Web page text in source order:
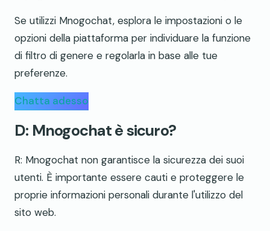
Se utilizzi Mnogochat, esplora le impostazioni o le
opzioni della piattaforma per individuare la funzione
di filtro di genere e regolarla in base alle tue
preferenze.
Chatta adesso
D: Mnogochat è sicuro?
R: Mnogochat non garantisce la sicurezza dei suoi
utenti. È importante essere cauti e proteggere le
proprie informazioni personali durante l'utilizzo del
sito web.